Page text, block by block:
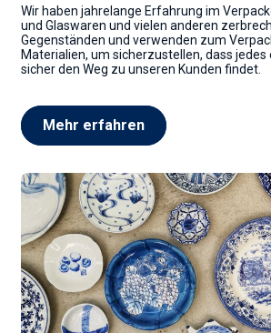
Wir haben jahrelange Erfahrung im
und Glaswaren und vielen anderen
Gegenständen und verwenden zum
Materialien, um sicherzustellen, dass
sicher den Weg zu unseren Kunden findet.
Mehr erfahren